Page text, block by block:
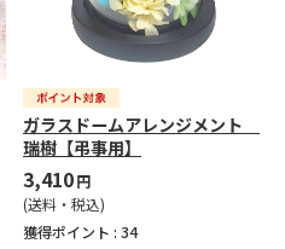
ガラスドームアレンジメント
瑞樹【弔事用】
3,410円
(送料・税込)
獲得ポイント : 34